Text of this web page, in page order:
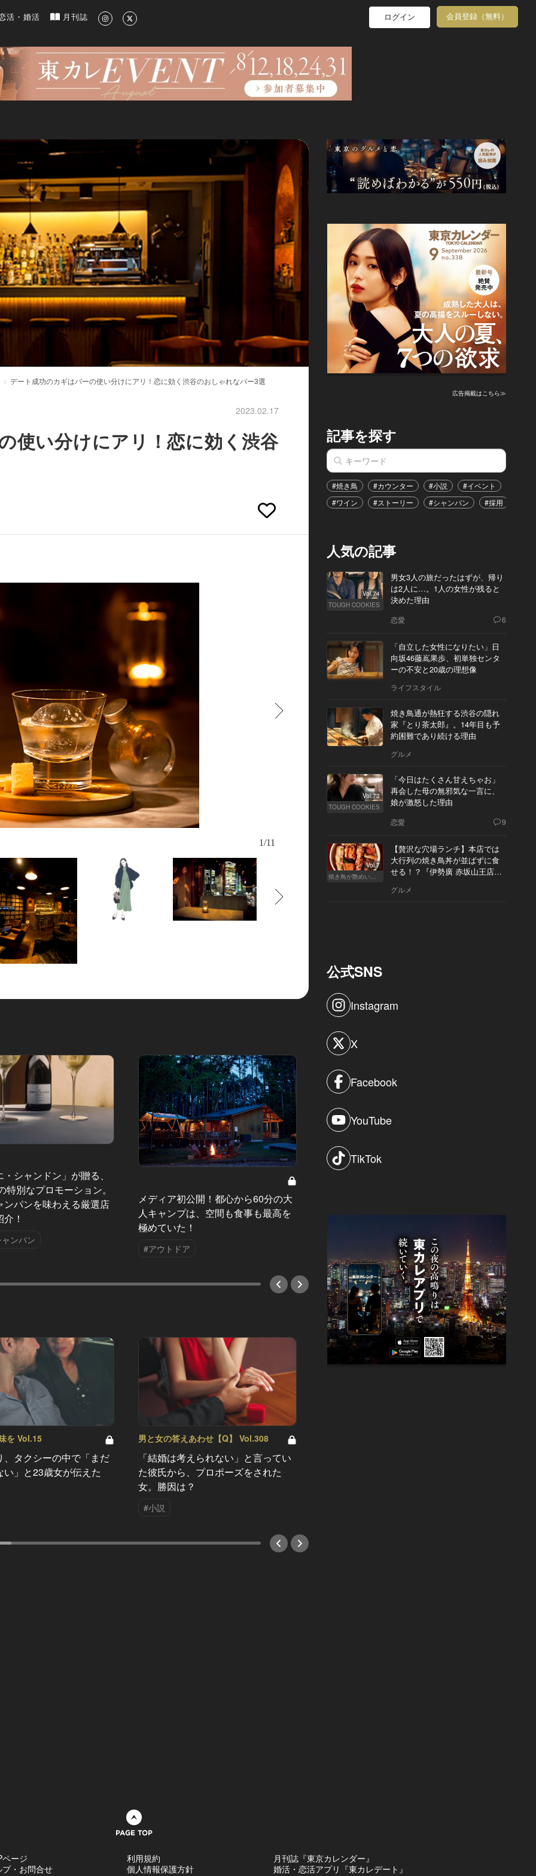
ルメ、洗練されたライフスタイル情報
活・婚活 月刊誌 ログイン 会員登録（無料）
デート成功のカギはバーの使い分けにアリ！恋に効く渋谷のおしゃれなバー3選
2023.02.17
使い分けにアリ！恋に効く渋谷
選曲は「ミュージックセレクター」と呼ばれる豊富な知識を持つスタッフが担当。「
のターンテーブルが温かな音を奏でる
1/11
シャンドン」が贈る、
特別なプロモーション。
ンパンを味わえる厳選店
！
ンパン
メディア初公開！都心から60分の大
人キャンプは、空間も食事も最高を
極めていた！
#アウトドア
を Vol.15
、タクシーの中で「まだ
い」と23歳女が伝えた
男と女の答えあわせ【Q】 Vol.308
「結婚は考えられない」と言ってい
た彼氏から、プロポーズをされた
女。勝因は？
#小説
広告掲載はこちら≫
記事を探す
#焼き鳥 #カウンター #小説 #イベント
#ワイン
#ストーリー #シャンパン #採用
人気の記事
Vol.74
TOUGH COOKIES
男女3人の旅だったはずが、帰り
は2人に…。1人の女性が残ると
決めた理由
恋愛 6
「自立した女性になりたい」日
向坂46藤嶌果歩、初単独センタ
ーの不安と20歳の理想像
ライフスタイル
焼き鳥通が熱狂する渋谷の隠れ
家『とり茶太郎』。14年目も予
約困難であり続ける理由
グルメ
Vol.73
TOUGH COOKIES
「今日はたくさん甘えちゃお」
再会した母の無邪気な一言に、
娘が激怒した理由
恋愛 9
Vol.7
焼き鳥が艶めいてきた
【贅沢な穴場ランチ】本店では
大行列の焼き鳥丼が並ばずに食
せる！？『伊勢廣 赤坂山王店』
グルメ
公式SNS
Instagram
X
Facebook
YouTube
TikTok
ページ
プ・お問合せ
利用規約
個人情報保護方針
月刊誌『東京カレンダー』
婚活・恋活アプリ『東カレデート』